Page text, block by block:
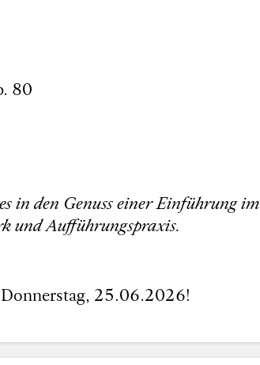
80
in den Genuss einer Einführung im
und Aufführungspraxis.
25.06.2026!